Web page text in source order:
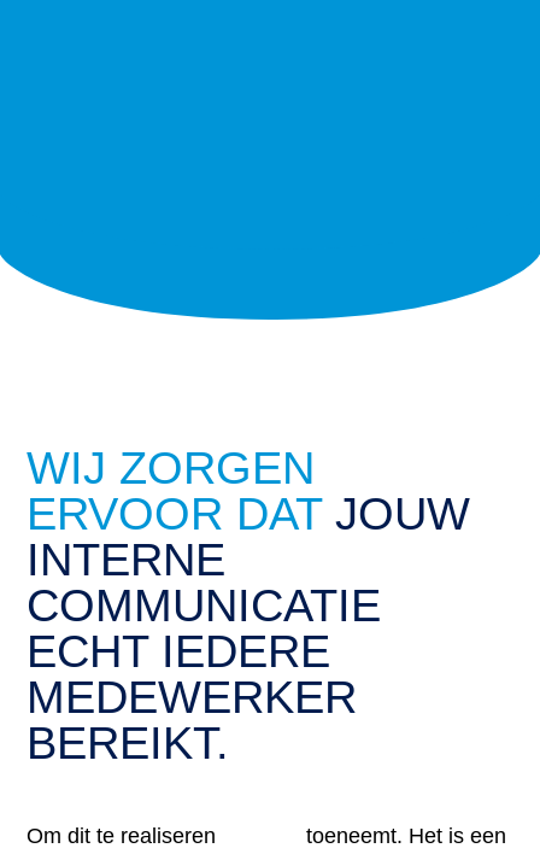
WIJ ZORGEN
ERVOOR DATJOUW
INTERNE
COMMUNICATIE
ECHT IEDERE
MEDEWERKER
BEREIKT.
Om dit te realiseren
toeneemt. Het is een